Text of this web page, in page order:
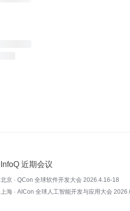
InfoQ 近期会议
北京 · QCon 全球软件开发大会 2026.4.16-18
上海 · AICon 全球人工智能开发与应用大会